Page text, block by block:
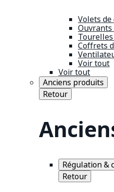
Volets
Ouvrants
Coffrets
Voir tout
Voir tout
Anciens produits
Retour
Régulation &
Retour